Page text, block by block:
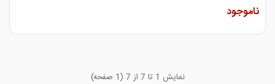
ناموجود
نمایش 1 تا 7 از 7 (1 صفحه)